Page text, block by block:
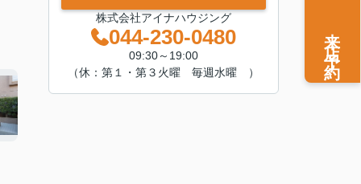
株式会社アイナハウジング
044-230-0480
09:30～19:00
（休：第１・第３火曜 毎週水曜 ）
来店予約